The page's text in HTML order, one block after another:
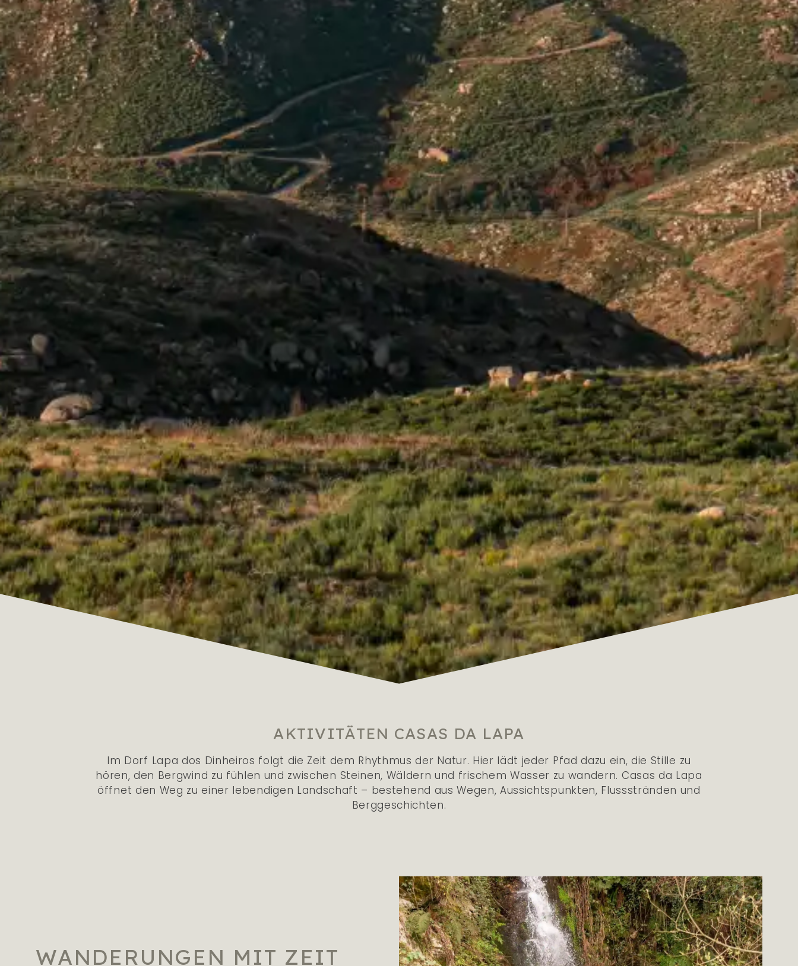
AKTIVITÄTEN CASAS DA LAPA
Im Dorf Lapa dos Dinheiros folgt die Zeit dem Rhythmus der Natur. Hier lädt jeder Pfad dazu ein, die Stille zu
hören, den Bergwind zu fühlen und zwischen Steinen, Wäldern und frischem Wasser zu wandern. Casas da Lapa
öffnet den Weg zu einer lebendigen Landschaft – bestehend aus Wegen, Aussichtspunkten, Flussstränden und
Berggeschichten.
WANDERUNGEN MIT ZEIT